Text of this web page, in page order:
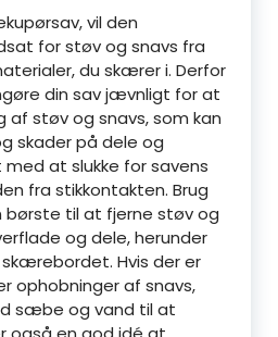
vil den
for støv og snavs fra
du skærer i. Derfor
din sav jævnligt for at
af støv og snavs, som kan
skader på dele og
at slukke for savens
fra stikkontakten. Brug
børste til at fjerne støv og
og dele, herunder
Hvis der er
ophobninger af snavs,
sæbe og vand til at